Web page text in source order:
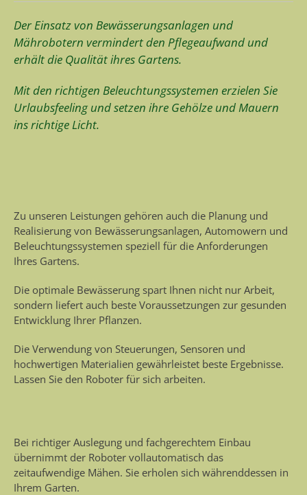
Der Einsatz von Bewässerungsanlagen und
Mährobotern vermindert den Pflegeaufwand und
erhält die Qualität ihres Gartens.
Mit den richtigen Beleuchtungssystemen erzielen Sie
Urlaubsfeeling und setzen ihre Gehölze und Mauern
ins richtige Licht.
Zu unseren Leistungen gehören auch die Planung und
Realisierung von Bewässerungsanlagen, Automowern und
Beleuchtungssystemen speziell für die Anforderungen
Ihres Gartens.
Die optimale Bewässerung spart Ihnen nicht nur Arbeit,
sondern liefert auch beste Voraussetzungen zur gesunden
Entwicklung Ihrer Pflanzen.
Die Verwendung von Steuerungen, Sensoren und
hochwertigen Materialien gewährleistet beste Ergebnisse.
Lassen Sie den Roboter für sich arbeiten.
Bei richtiger Auslegung und fachgerechtem Einbau
übernimmt der Roboter vollautomatisch das
zeitaufwendige Mähen. Sie erholen sich währenddessen in
Ihrem Garten.